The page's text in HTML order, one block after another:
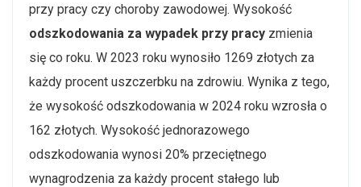
przy pracy czy choroby zawodowej. Wysokość
odszkodowania za wypadek przy pracy zmienia
się co roku. W 2023 roku wynosiło 1269 złotych za
każdy procent uszczerbku na zdrowiu. Wynika z tego,
że wysokość odszkodowania w 2024 roku wzrosła o
162 złotych. Wysokość jednorazowego
odszkodowania wynosi 20% przeciętnego
wynagrodzenia za każdy procent stałego lub